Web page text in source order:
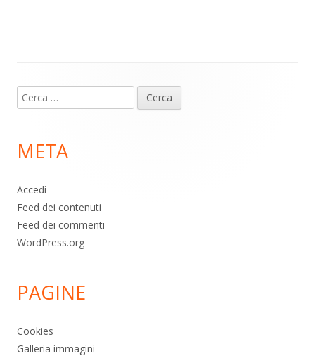
piè
pagina
Ricerca
per:
META
Accedi
Feed dei contenuti
Feed dei commenti
WordPress.org
PAGINE
Cookies
Galleria immagini